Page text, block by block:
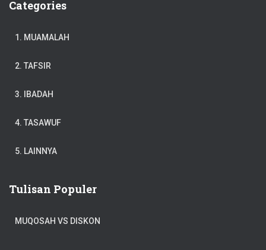
Categories
1. MUAMALAH
2. TAFSIR
3. IBADAH
4. TASAWUF
5. LAINNYA
Tulisan Populer
MUQOSAH VS DISKON